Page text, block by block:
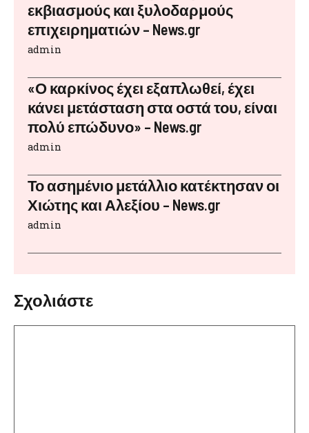
εκβιασμούς και ξυλοδαρμούς
επιχειρηματιών – News.gr
admin
«Ο καρκίνος έχει εξαπλωθεί, έχει
κάνει μετάσταση στα οστά του, είναι
πολύ επώδυνο» – News.gr
admin
Το ασημένιο μετάλλιο κατέκτησαν οι
Χιώτης και Αλεξίου – News.gr
admin
Σχολιάστε